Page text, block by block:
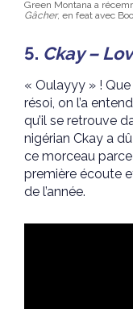
Green Montana a
Gâcher, en feat avec
5. Ckay –
« Oulayyy » !
résoi, on l’a
qu’il se retrouve
nigérian Ckay a
ce morceau
première écoute
de l’année.